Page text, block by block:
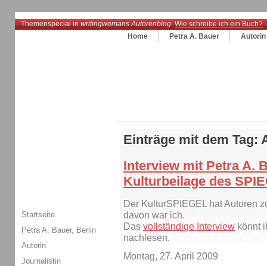
Themenspecial inwritingwomans Autorenblog:Wie schreibe ich ein Buch?
Home
Petra A. Bauer Autorin
Einträge mit dem Tag:
Interview mit Petra A.
Kulturbeilage des
Der KulturSPIEGEL hat Autoren
davon war ich.
Das vollständige Interview könnt
nachlesen.
Montag, 27. April 2009
Startseite
Petra A. Bauer, Berlin
Autorin
Journalistin